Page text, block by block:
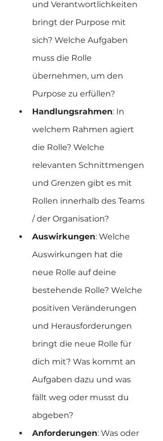
und Verantwortlichkeiten
bringt der Purpose mit
sich? Welche Aufgaben
muss die Rolle
übernehmen, um den
Purpose zu erfüllen?
Handlungsrahmen: In
welchem Rahmen agiert
die Rolle? Welche
relevanten Schnittmengen
und Grenzen gibt es mit
Rollen innerhalb des Teams
/ der Organisation?
Auswirkungen: Welche
Auswirkungen hat die
neue Rolle auf deine
bestehende Rolle? Welche
positiven Veränderungen
und Herausforderungen
bringt die neue Rolle für
dich mit? Was kommt an
Aufgaben dazu und was
fällt weg oder musst du
abgeben?
Anforderungen: Was oder